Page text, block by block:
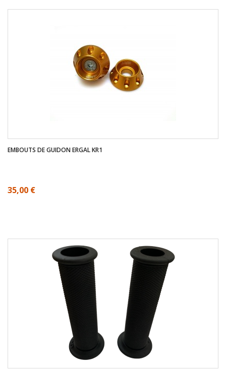
EMBOUTS DE GUIDON ERGAL KR1
35,00 €